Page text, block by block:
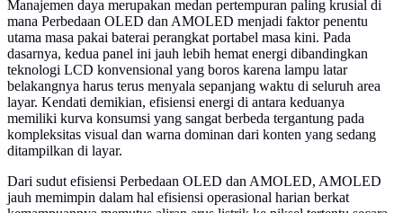
Manajemen daya merupakan medan pertempuran paling krusial di
mana Perbedaan OLED dan AMOLED menjadi faktor penentu
utama masa pakai baterai perangkat portabel masa kini. Pada
dasarnya, kedua panel ini jauh lebih hemat energi dibandingkan
teknologi LCD konvensional yang boros karena lampu latar
belakangnya harus terus menyala sepanjang waktu di seluruh area
layar. Kendati demikian, efisiensi energi di antara keduanya
memiliki kurva konsumsi yang sangat berbeda tergantung pada
kompleksitas visual dan warna dominan dari konten yang sedang
ditampilkan di layar.
Dari sudut efisiensi Perbedaan OLED dan AMOLED, AMOLED
jauh memimpin dalam hal efisiensi operasional harian berkat